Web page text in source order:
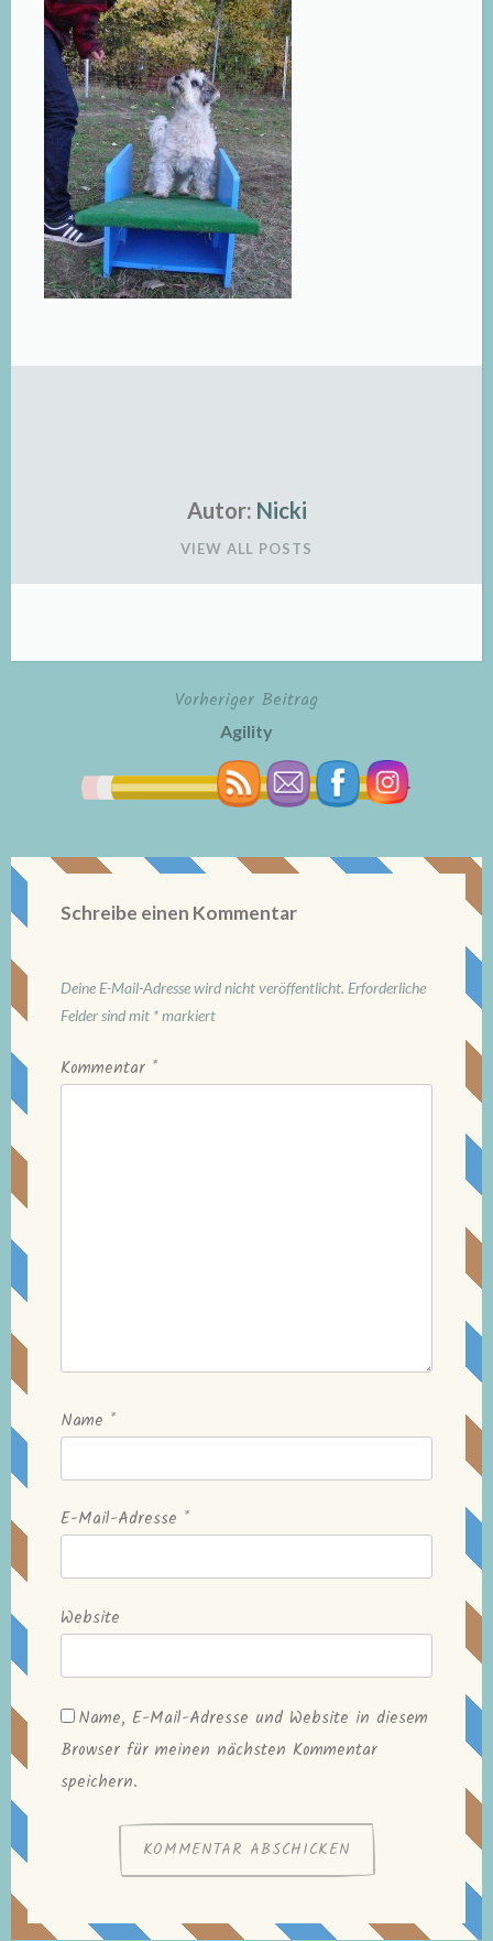
Autor: Nicki
VIEW ALL POSTS
BeitragsnavigationVorheriger Beitrag
Agility
Schreibe einen Kommentar
Deine E-Mail-Adresse wird nicht veröffentlicht. Erforderliche
Felder sind mit *markiert
Kommentar *
Name *
E-Mail-Adresse *
Website
Name, E-Mail-Adresse und Website in diesem
Browser für meinen nächsten Kommentar
speichern.